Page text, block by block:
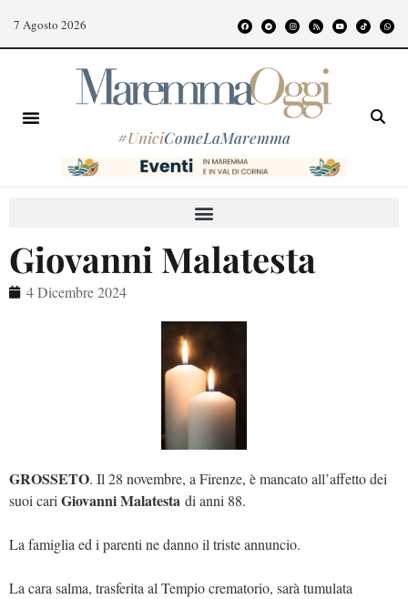
7 Agosto 2026
#UniciComeLaMaremma
Giovanni Malatesta
4 Dicembre 2024
GROSSETO. Il 28 novembre, a Firenze, è mancato all’affetto dei
suoi cariGiovanni Malatesta di anni 88.
La famiglia ed i parenti ne danno il triste annuncio.
La cara salma, trasferita al Tempio crematorio, sarà tumulata